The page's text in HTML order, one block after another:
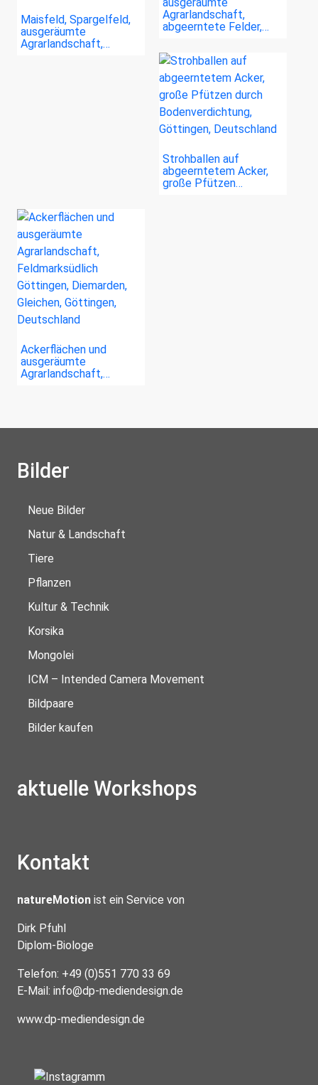
Maisfeld, Spargelfeld,
ausgeräumte
Agrarlandschaft,…
Agrarlandschaft,
abgeerntete Felder,…
Strohballen auf
abgeerntetem Acker,
große Pfützen…
Ackerflächen und
ausgeräumte
Agrarlandschaft,…
Bilder
Neue Bilder
Natur & Landschaft
Tiere
Pflanzen
Kultur & Technik
Korsika
Mongolei
ICM – Intended Camera Movement
Bildpaare
Bilder kaufen
aktuelle Workshops
Kontakt
natureMotion ist ein Service von
Dirk Pfuhl
Diplom-Biologe
Telefon: +49 (0)551 770 33 69
E-Mail: info@dp-mediendesign.de
www.dp-mediendesign.de